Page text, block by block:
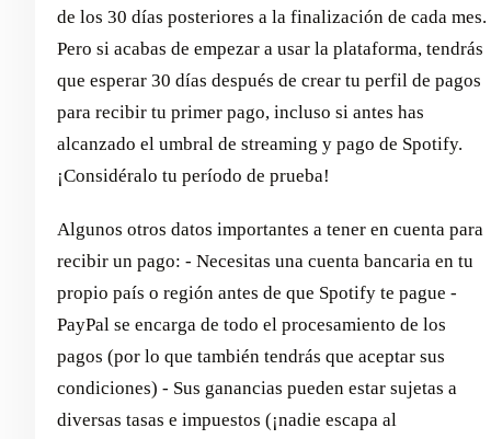
de los 30 días posteriores a la finalización de cada mes.
Pero si acabas de empezar a usar la plataforma, tendrás
que esperar 30 días después de crear tu perfil de pagos
para recibir tu primer pago, incluso si antes has
alcanzado el umbral de streaming y pago de Spotify.
¡Considéralo tu período de prueba!
Algunos otros datos importantes a tener en cuenta para
recibir un pago: - Necesitas una cuenta bancaria en tu
propio país o región antes de que Spotify te pague -
PayPal se encarga de todo el procesamiento de los
pagos (por lo que también tendrás que aceptar sus
condiciones) - Sus ganancias pueden estar sujetas a
diversas tasas e impuestos (¡nadie escapa al